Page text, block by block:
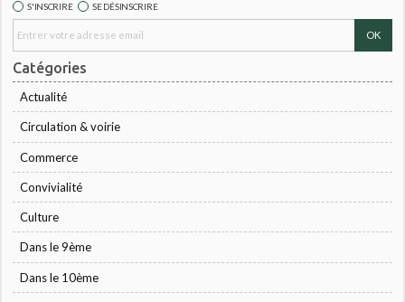
S'INSCRIRE SE DÉSINSCRIRE
Catégories
Actualité
Circulation & voirie
Commerce
Convivialité
Culture
Dans le 9ème
Dans le 10ème